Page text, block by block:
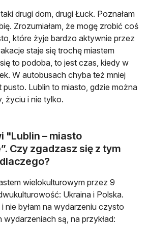
drugi dom, drugi Łuck. Poznałam
Zrozumiałam, że mogę zrobić coś
które żyje bardzo aktywnie przez
staje się trochę miastem
to podoba, to jest czas, kiedy w
W autobusach chyba też mniej
pusto. Lublin to miasto, gdzie można
życiu i nie tylko.
"Lublin – miasto
Czy zgadzasz się z tym
wielokulturowym przez 9
Ukraina i Polska.
nie byłam na wydarzeniu czysto
są, na przykład: